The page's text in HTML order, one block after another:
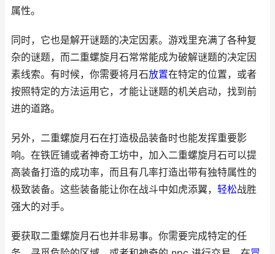
属性。
同时，它也是解开谜题的决定因素。游戏里充满了各种复
杂的谜题，而二重螺旋月石常常能成为破解谜题的决定因
素线索。有时候，你需要将月石放置在特定的位置，或者
按照特定的方法运用它，才能让谜题的机关启动，找到前
进的道路。
另外，二重螺旋月石在打造极品装备时也能发挥重要影
响。在铁匠铺或者神奇工坊中，加入二重螺旋月石可以提
高装备打造的成功率，而且有几率打造出带有独特属性的
极致装备。这些装备能让你在战斗中如虎添翼， 轻松战胜
强大的对手。
要获取二重螺旋月石也并非易事。你需要完成特定的任